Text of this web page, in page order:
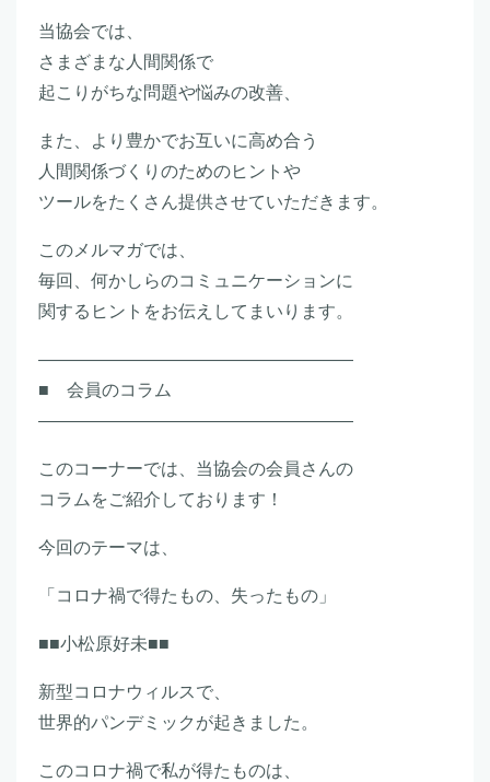
当協会では、
さまざまな人間関係で
起こりがちな問題や悩みの改善、
また、より豊かでお互いに高め合う
人間関係づくりのためのヒントや
ツールをたくさん提供させていただきます。
このメルマガでは、
毎回、何かしらのコミュニケーションに
関するヒントをお伝えしてまいります。
――――――――――――――――――
■ 会員のコラム
――――――――――――――――――
このコーナーでは、当協会の会員さんの
コラムをご紹介しております！
今回のテーマは、
「コロナ禍で得たもの、失ったもの」
■■小松原好未■■
新型コロナウィルスで、
世界的パンデミックが起きました。
このコロナ禍で私が得たものは、